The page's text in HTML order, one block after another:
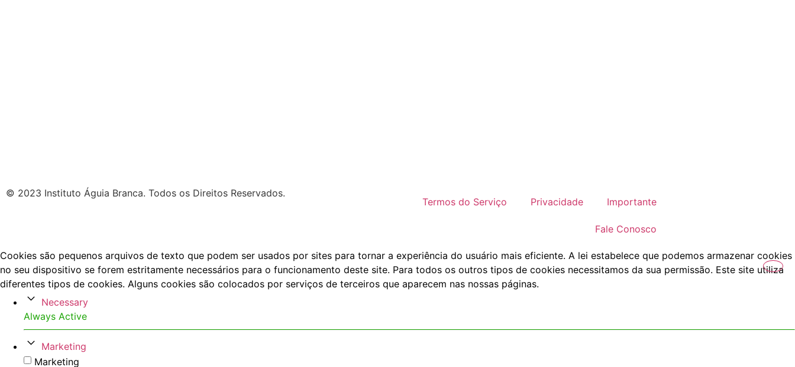
© 2023 Instituto Águia Branca. Todos os Direitos Reservados.
Termos do Serviço Privacidade Importante
Fale Conosco
Cookies são pequenos arquivos de texto que podem ser usados por sites para tornar a experiência do usuário mais eficiente. A lei estabelece que podemos armazenar cookies
no seu dispositivo se forem estritamente necessários para o funcionamento deste site. Para todos os outros tipos de cookies necessitamos da sua permissão. Este site utiliza
diferentes tipos de cookies. Alguns cookies são colocados por serviços de terceiros que aparecem nas nossas páginas.
Necessary
Always Active
Marketing
Marketing